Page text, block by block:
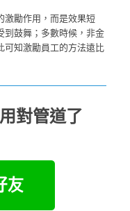
激勵作用，而是效果短
到鼓舞；多數時候，非金
可知激勵員工的方法遠比
對管道了